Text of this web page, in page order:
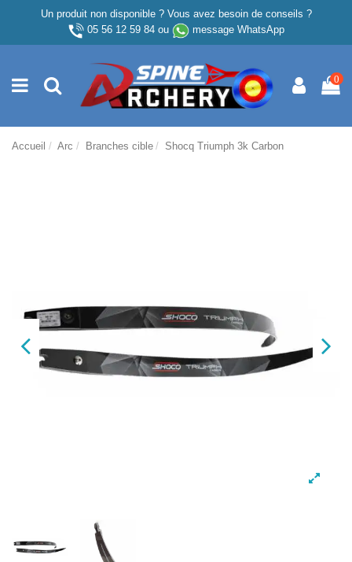
Un produit non disponible ? Vous avez besoin de conseils ?
05 56 12 59 84ou message WhatsApp
0
Accueil Arc Branches cible Shocq Triumph 3k Carbon